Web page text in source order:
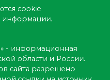
cookie
информации.
- информационная
области и России.
сайта разрешено